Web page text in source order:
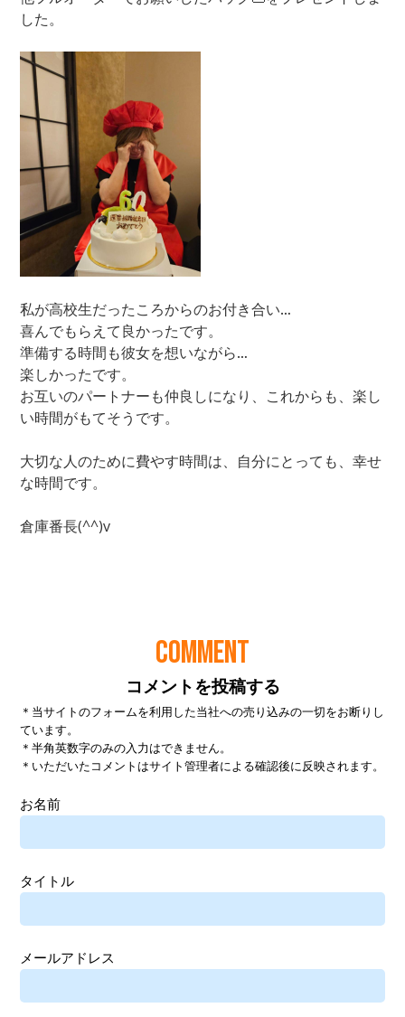
COMMENT
コメントを投稿する
＊当サイトのフォームを利用した当社への売り込みの一切をお断りし
ています。
＊半角英数字のみの入力はできません。
＊いただいたコメントはサイト管理者による確認後に反映されます。
お名前
タイトル
メールアドレス